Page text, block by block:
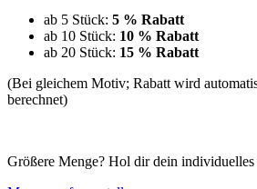
ab 5 Stück: 5 % Rabatt
ab 10 Stück: 10 % Rabatt
ab 20 Stück: 15 % Rabatt
(Bei gleichem Motiv; Rabatt wird
berechnet)
Größere Menge? Hol dir dein individuelles